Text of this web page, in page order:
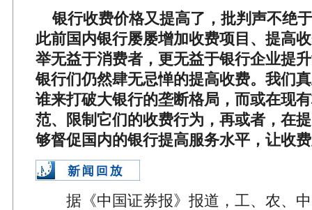
银行收费价格又提高了，批判声不绝
此前国内银行屡屡增加收费项目、提高
举无益于消费者，更无益于银行企业提
银行们仍然肆无忌惮的提高收费。我们
谁来打破大银行的垄断格局，而或在现
范、限制它们的收费行为，再或者，在
够督促国内的银行提高服务水平，让收
据《中国证券报》报道，工、农、中